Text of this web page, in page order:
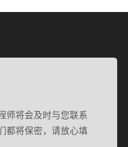
师将会及时与您联系
都将保密，请放心填